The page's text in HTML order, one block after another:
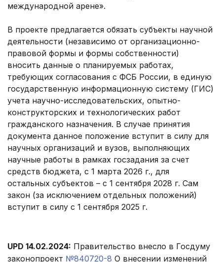
международной арене».
В проекте предлагается обязать субъекты научной
деятельности (независимо от организационно-
правовой формы и формы собственности)
вносить данные о планируемых работах,
требующих согласования с ФСБ России, в единую
государственную информационную систему (ГИС)
учета научно-исследовательских, опытно-
конструкторских и технологических работ
гражданского назначения. В случае принятия
документа данное положение вступит в силу для
научных организаций и вузов, выполняющих
научные работы в рамках госзадания за счет
средств бюджета, с 1 марта 2026 г., для
остальных субъектов – с 1 сентября 2028 г. Сам
закон (за исключением отдельных положений)
вступит в силу с 1 сентября 2025 г.
UPD 14.02.2024: Правительство внесло в Госдуму
законопроект №840720-8 О внесении изменений